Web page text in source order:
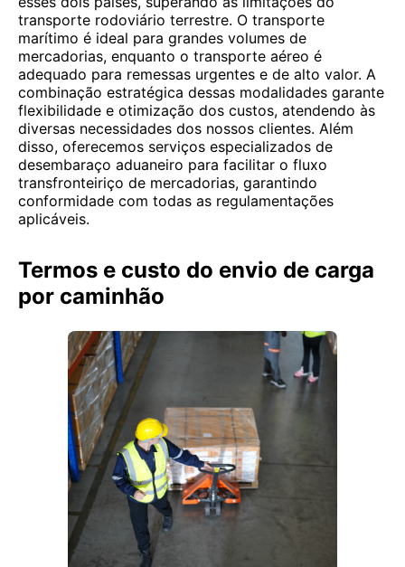
transporte rodoviário terrestre. O transporte
marítimo é ideal para grandes volumes de
mercadorias, enquanto o transporte aéreo é
adequado para remessas urgentes e de alto valor. A
combinação estratégica dessas modalidades garante
flexibilidade e otimização dos custos, atendendo às
diversas necessidades dos nossos clientes. Além
disso, oferecemos serviços especializados de
desembaraço aduaneiro para facilitar o fluxo
transfronteiriço de mercadorias, garantindo
conformidade com todas as regulamentações
aplicáveis.
Termos e custo do envio de carga
por caminhão